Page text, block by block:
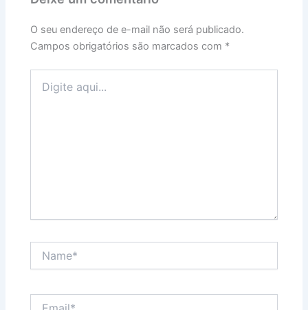
O seu endereço de e-mail não será publicado.
Campos obrigatórios são marcados com *
aqui...